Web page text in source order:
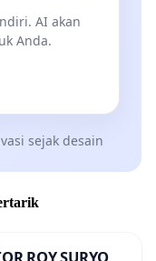
AI akan
Anda.
sejak desain
ROY SURYO